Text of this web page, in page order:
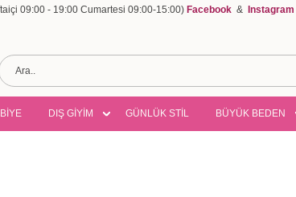
09:00 - 19:00 Cumartesi 09:00-15:00) Facebook & Instagram
DIŞ GİYİM GÜNLÜK STİL BÜYÜK BEDEN